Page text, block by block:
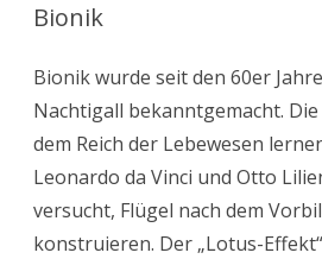
Bionik
Bionik wurde seit den 60er
Nachtigall bekanntgemacht.
dem Reich der Lebewesen
Leonardo da Vinci und Otto
versucht, Flügel nach dem
konstruieren. Der „Lotus-